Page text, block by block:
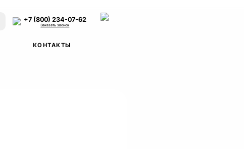
+7 (800) 234-07-62
Заказать звонок
КОНТАКТЫ